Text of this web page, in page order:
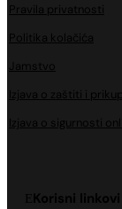
Pravila privatnosti
Politika kolačića
Jamstvo
Izjava o zaštiti i
Izjava o sigurnosti
Korisni linkovi